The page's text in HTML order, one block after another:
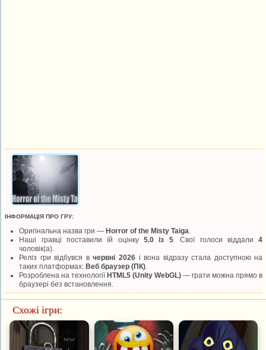
ІНФОРМАЦІЯ ПРО ГРУ:
Оригінальна назва гри —Horror of the Misty Taiga
Наші гравці поставили їй оцінку5.0 із 5. Свої голоси віддали4
чоловік(а).
Реліз гри відбувся вчервні 2026і вона відразу стала доступною на
таких платформах:Веб браузер (ПК)
Розроблена на технологіїHTML5 (Unity WebGL) — грати можна прямо в
браузері без встановлення.
Схожі ігри: